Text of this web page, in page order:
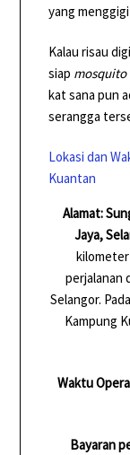
yang
Kalau risau
siap
kat sana pun
serangga
Lokasi dan
Kuantan
Alamat:
Jaya,
kilometer
perjalanan
Selangor. Pada
Kampung
Waktu
Bayaran